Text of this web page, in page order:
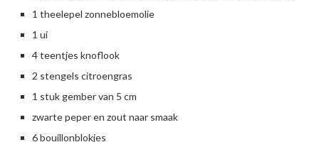
1 theelepel zonnebloemolie
1 ui
4 teentjes knoflook
2 stengels citroengras
1 stuk gember van 5 cm
zwarte peper en zout naar smaak
6 bouillonblokjes